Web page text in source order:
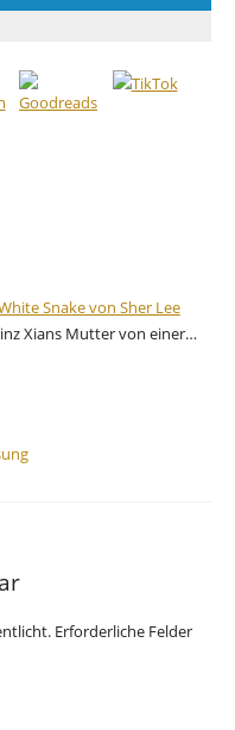
Snake von Sher Lee
Xians Mutter von einer…
Erforderliche Felder